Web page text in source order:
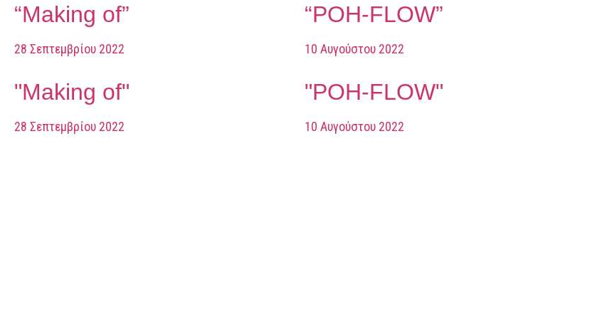
“Making of”
28 Σεπτεμβρίου 2022
"Making of"
28 Σεπτεμβρίου 2022
“POH-FLOW”
10 Αυγούστου 2022
"POH-FLOW"
10 Αυγούστου 2022